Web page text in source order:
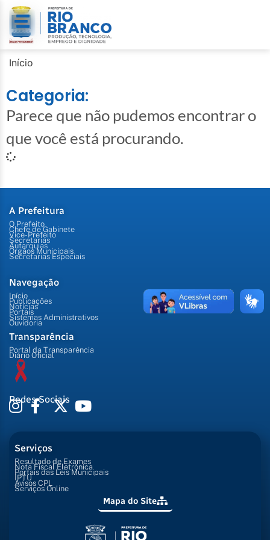
Início
Categoria:
Parece que não pudemos encontrar o
que você está procurando.
A Prefeitura
O Prefeito
Chefe de Gabinete
Vice-Prefeito
Secretarias
Autarquias
Órgãos Municipais
Secretarias Especiais
Navegação
Início
Publicações
Notícias
Portais
Sistemas Administrativos
Ouvidoria
Transparência
Portal da Transparência
Diário Oficial
Redes Sociais
Serviços
Resultado de Exames
Nota Fiscal Eletrônica
Portais das Leis Municipais
IPTU
Avisos CPL
Serviços Online
Mapa do Site